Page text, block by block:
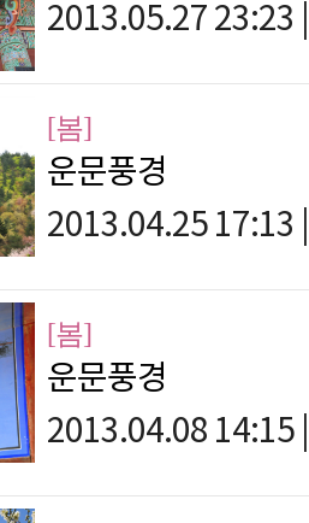
2013.05.27 23:23
[봄]
운문풍경
2013.04.25 17:13
[봄]
운문풍경
2013.04.08 14:15